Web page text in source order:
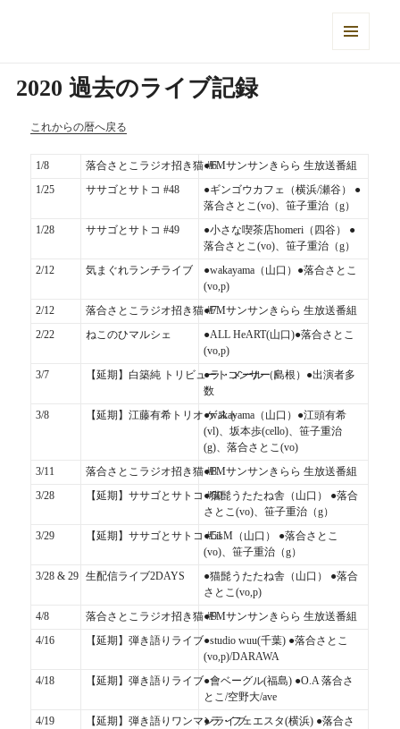
2020 過去のライブ記録
これからの暦へ戻る
1/8 落合さとこラジオ招き猫 #6●FMサンサンきらら 生放送番組
1/25 ササゴとサトコ #48
●ギンゴウカフェ（横浜/瀬谷） ●
落合さとこ(vo)、笹子重治（g）
1/28 ササゴとサトコ #49
●小さな喫茶店homeri（四谷） ●
落合さとこ(vo)、笹子重治（g）
2/12 気まぐれランチライブ
●wakayama（山口）●落合さとこ
(vo,p)
2/12 落合さとこラジオ招き猫 #7●FMサンサンきらら 生放送番組
2/22 ねこのひマルシェ
●ALL HeART(山口)●落合さとこ
(vo,p)
3/7 【延期】白築純 トリビュートコンサート
●ラ・メール（島根）●出演者多
数
3/8 【延期】江藤有希トリオ ゲスト●wakayama（山口）●江頭有希
(vl)、坂本歩(cello)、笹子重治
(g)、落合さとこ(vo)
3/11 落合さとこラジオ招き猫 #8●FMサンサンきらら 生放送番組
3/28 【延期】ササゴとサトコ #50●猫髭うたたね舎（山口） ●落合
さとこ(vo)、笹子重治（g）
3/29 【延期】ササゴとサトコ #51●LisM（山口） ●落合さとこ
(vo)、笹子重治（g）
3/28 & 29 生配信ライブ2DAYS
●猫髭うたたね舎（山口） ●落合
さとこ(vo,p)
4/8 落合さとこラジオ招き猫 #9●FMサンサンきらら 生放送番組
4/16 【延期】弾き語りライブ●studio wuu(千葉) ●落合さとこ
(vo,p)/DARAWA
4/18 【延期】弾き語りライブ●會ベーグル(福島) ●O.A 落合さ
とこ/空野大/ave
4/19 【延期】弾き語りワンマンライブ●ラ・フェエスタ(横浜) ●落合さ